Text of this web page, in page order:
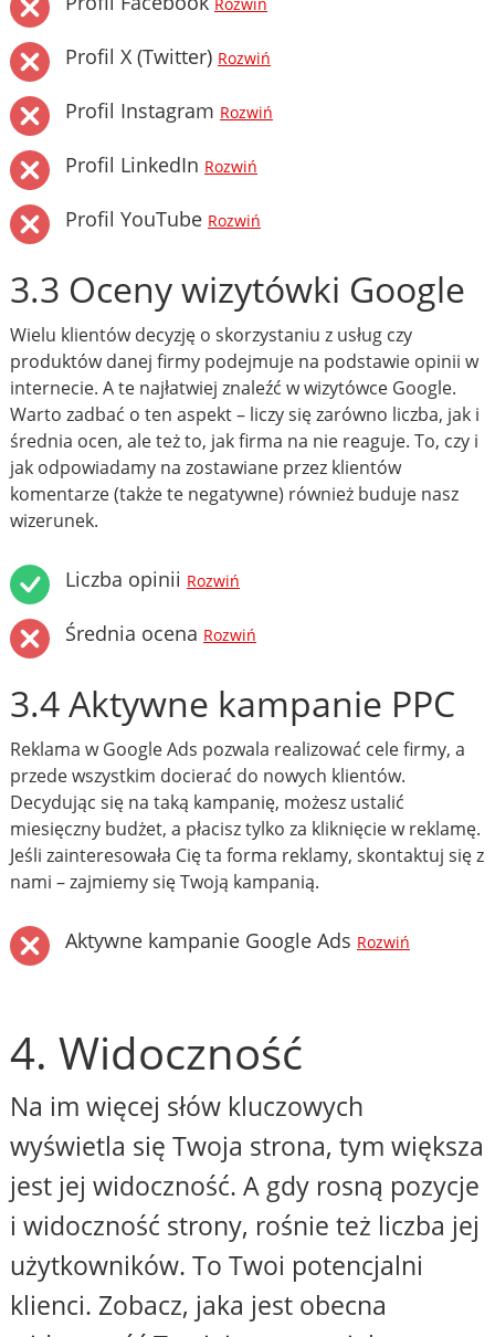
Rozwiń
Profil X (Twitter) Rozwiń
Profil Instagram Rozwiń
Profil LinkedIn Rozwiń
Profil YouTube Rozwiń
3.3 Oceny wizytówki Google
Wielu klientów decyzję o skorzystaniu z usług czy
produktów danej firmy podejmuje na podstawie opinii w
internecie. A te najłatwiej znaleźć w wizytówce Google.
Warto zadbać o ten aspekt – liczy się zarówno liczba, jak i
średnia ocen, ale też to, jak firma na nie reaguje. To, czy i
jak odpowiadamy na zostawiane przez klientów
komentarze (także te negatywne) również buduje nasz
wizerunek.
Liczba opinii Rozwiń
Średnia ocena Rozwiń
3.4 Aktywne kampanie PPC
Reklama w Google Ads pozwala realizować cele firmy, a
przede wszystkim docierać do nowych klientów.
Decydując się na taką kampanię, możesz ustalić
miesięczny budżet, a płacisz tylko za kliknięcie w reklamę.
Jeśli zainteresowała Cię ta forma reklamy, skontaktuj się z
nami – zajmiemy się Twoją kampanią.
Aktywne kampanie Google Ads Rozwiń
4. Widoczność
Na im więcej słów kluczowych
wyświetla się Twoja strona, tym większa
jest jej widoczność. A gdy rosną pozycje
i widoczność strony, rośnie też liczba jej
użytkowników. To Twoi potencjalni
klienci. Zobacz, jaka jest obecna